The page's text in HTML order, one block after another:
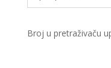
Broj u pretraživaču